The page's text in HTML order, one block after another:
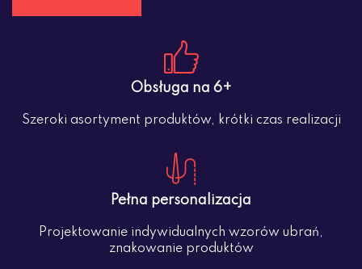
Obsługa na 6+
Szeroki asortyment produktów, krótki czas realizacji
Pełna personalizacja
Projektowanie indywidualnych wzorów ubrań,
znakowanie produktów